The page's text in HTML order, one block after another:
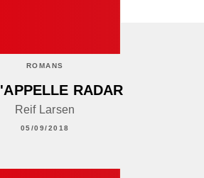
ROMANS
RADAR
Reif Larsen
05/09/2018